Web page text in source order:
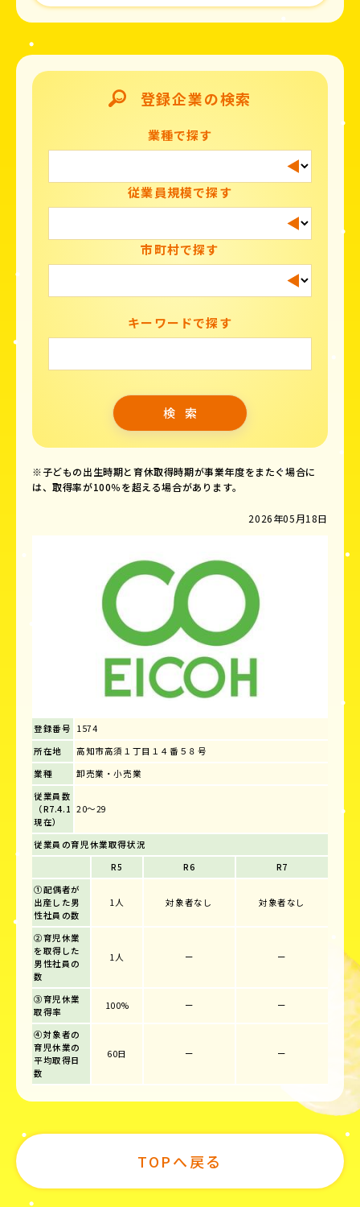
登録企業の検索
業種で探す
従業員規模で探す
市町村で探す
キーワードで探す
※子どもの出生時期と育休取得時期が事業年度をまたぐ場合に
は、取得率が100％を超える場合があります。
2026年05月18日
登録番号 1574
所在地
高知市高須１丁目１４番５８号
業種
卸売業・小売業
従業員数
（R7.4.1
現在）
20～29
従業員の育児休業取得状況
R5
R6
R7
①配偶者が
出産した男
性社員の数
1人 対象者なし 対象者なし
②育児休業
を取得した
男性社員の
数
1人 ー ー
③育児休業
取得率
100% ー ー
④対象者の
育児休業の
平均取得日
数
60日 ー ー
TOPへ戻る